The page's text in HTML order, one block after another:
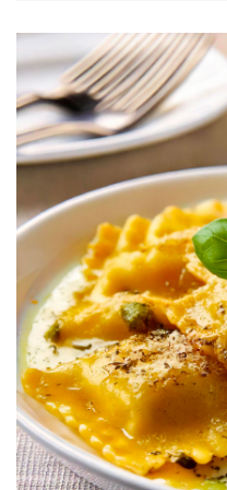
4 filetti di pesce
100 g
2
50 g di
Olio di
1 zucchina, 1
100 g di olive
2 cucchiai di olio
1
200 ml di
1
Sale e
Passa i filetti di